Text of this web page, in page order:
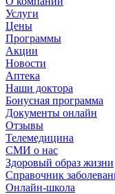
Услуги
Цены
Программы
Акции
Новости
Аптека
Наши доктора
Бонусная программа
Документы онлайн
Отзывы
Телемедицина
СМИ о нас
Здоровый образ жизни
Справочник
Онлайн-школа